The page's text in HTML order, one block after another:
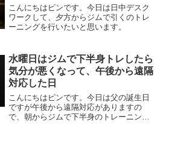
こんにちはピンです。今日は日中デスク
ワークして、夕方からジムで引くのトレ
ーニングを行いたいと思います。
水曜日はジムで下半身トレしたら
気分が悪くなって、午後から遠隔
対応した日
こんにちはピンです。今日は父の誕生日
ですが午後から遠隔対応がありますの
で、朝からジムで下半身のトレーニング